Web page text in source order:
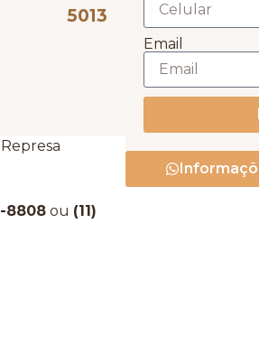
5013
8808 ou (11)
Email